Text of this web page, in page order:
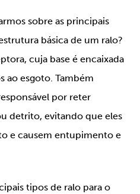
sobre as principais
básica de um ralo?
cuja base é encaixada
ao esgoto. Também
por reter
detrito, evitando que eles
e causem entupimento e
tipos de ralo para o